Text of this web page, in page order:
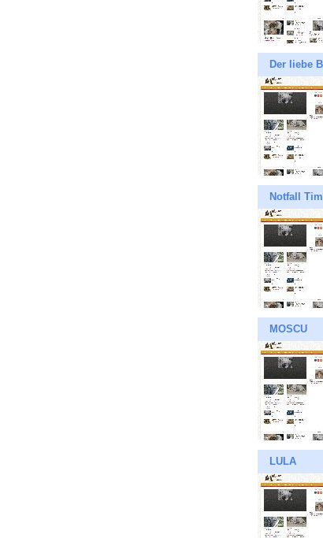
Der liebe
Notfall
MOSCU
LULA